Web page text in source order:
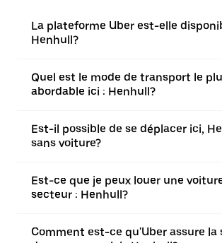
La plateforme Uber est-elle
Henhull?
Quel est le mode de transport le
abordable ici : Henhull?
Est-il possible de se déplacer ici,
sans voiture?
Est-ce que je peux louer une
secteur : Henhull?
Comment est-ce qu'Uber assure la